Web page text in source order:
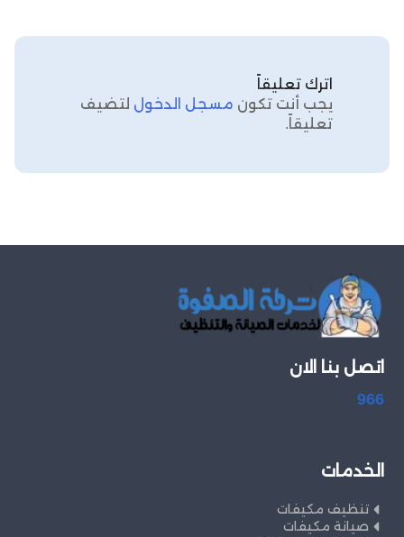
اترك تعليقاً
يجب أنت تكون مسجل الدخول لتضيف
تعليقاً.
اتصل بنا الان
966
الخدمات
تنظيف مكيفات
صيانة مكيفات